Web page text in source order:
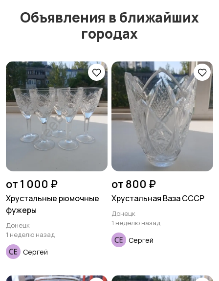
Шкафы и комоды Другое2
Объявления в ближайших
городах
от 1 000 ₽
Хрустальные рюмочные
фужеры
Донецк
1 неделю назад
Сергей
от 800 ₽
Хрустальная Ваза СССР
Донецк
1 неделю назад
Сергей